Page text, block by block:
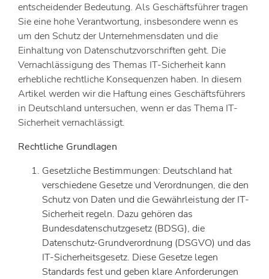
entscheidender Bedeutung. Als Geschäftsführer tragen
Sie eine hohe Verantwortung, insbesondere wenn es
um den Schutz der Unternehmensdaten und die
Einhaltung von Datenschutzvorschriften geht. Die
Vernachlässigung des Themas IT-Sicherheit kann
erhebliche rechtliche Konsequenzen haben. In diesem
Artikel werden wir die Haftung eines Geschäftsführers
in Deutschland untersuchen, wenn er das Thema IT-
Sicherheit vernachlässigt.
Rechtliche Grundlagen
Gesetzliche Bestimmungen: Deutschland hat
verschiedene Gesetze und Verordnungen, die den
Schutz von Daten und die Gewährleistung der IT-
Sicherheit regeln. Dazu gehören das
Bundesdatenschutzgesetz (BDSG), die
Datenschutz-Grundverordnung (DSGVO) und das
IT-Sicherheitsgesetz. Diese Gesetze legen
Standards fest und geben klare Anforderungen